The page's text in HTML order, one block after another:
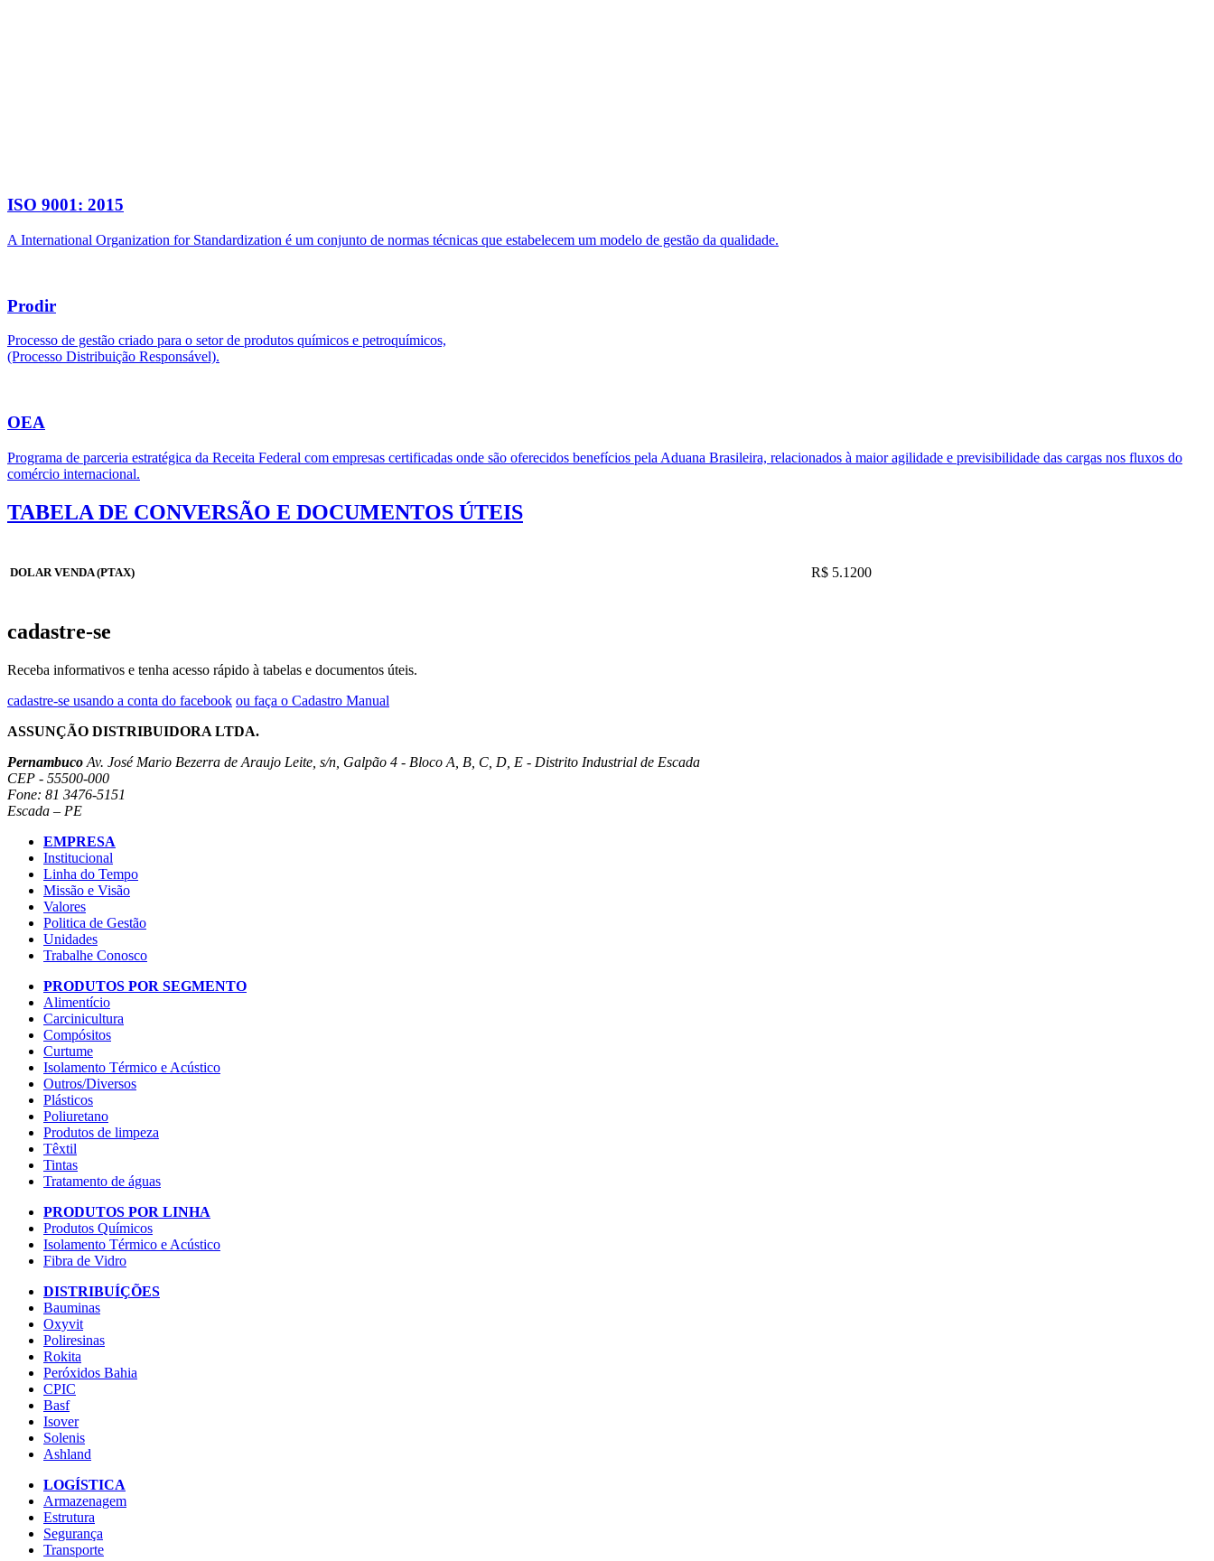
ISO 9001: 2015
A International Organization for Standardization é um conjunto de normas técnicas que estabelecem um modelo de gestão da qualidade.
Prodir
Processo de gestão criado para o setor de produtos químicos e petroquímicos,
(Processo Distribuição Responsável).
OEA
Programa de parceria estratégica da Receita Federal com empresas certificadas onde são oferecidos benefícios pela Aduana Brasileira, relacionados à maior agilidade e previsibilidade das cargas nos fluxos do
comércio internacional.
TABELA DE CONVERSÃO E DOCUMENTOS ÚTEIS
DOLAR VENDA (PTAX) R$ 5.1200
cadastre-se
Receba informativos e tenha acesso rápido à tabelas e documentos úteis.
cadastre-se usando a conta do facebook ou faça o Cadastro Manual
ASSUNÇÃO DISTRIBUIDORA LTDA.
Pernambuco Av. José Mario Bezerra de Araujo Leite, s/n, Galpão 4 - Bloco A, B, C, D, E - Distrito Industrial de Escada
CEP - 55500-000
Fone: 81 3476-5151
Escada – PE
EMPRESA
Institucional
Linha do Tempo
Missão e Visão
Valores
Politica de Gestão
Unidades
Trabalhe Conosco
PRODUTOS POR SEGMENTO
Alimentício
Carcinicultura
Compósitos
Curtume
Isolamento Térmico e Acústico
Outros/Diversos
Plásticos
Poliuretano
Produtos de limpeza
Têxtil
Tintas
Tratamento de águas
PRODUTOS POR LINHA
Produtos Químicos
Isolamento Térmico e Acústico
Fibra de Vidro
DISTRIBUÍÇÕES
Bauminas
Oxyvit
Poliresinas
Rokita
Peróxidos Bahia
CPIC
Basf
Isover
Solenis
Ashland
LOGÍSTICA
Armazenagem
Estrutura
Segurança
Transporte